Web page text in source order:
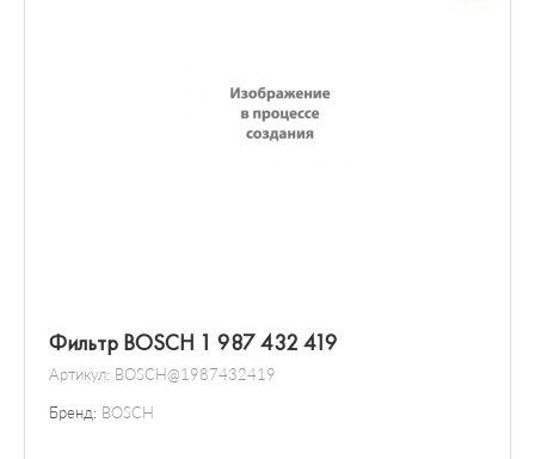
Фильтр BOSCH 1 987 432 419
Артикул: BOSCH@1987432419
Бренд: BOSCH